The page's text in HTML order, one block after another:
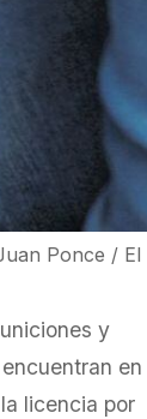
Ponce / El
y
en
licencia por